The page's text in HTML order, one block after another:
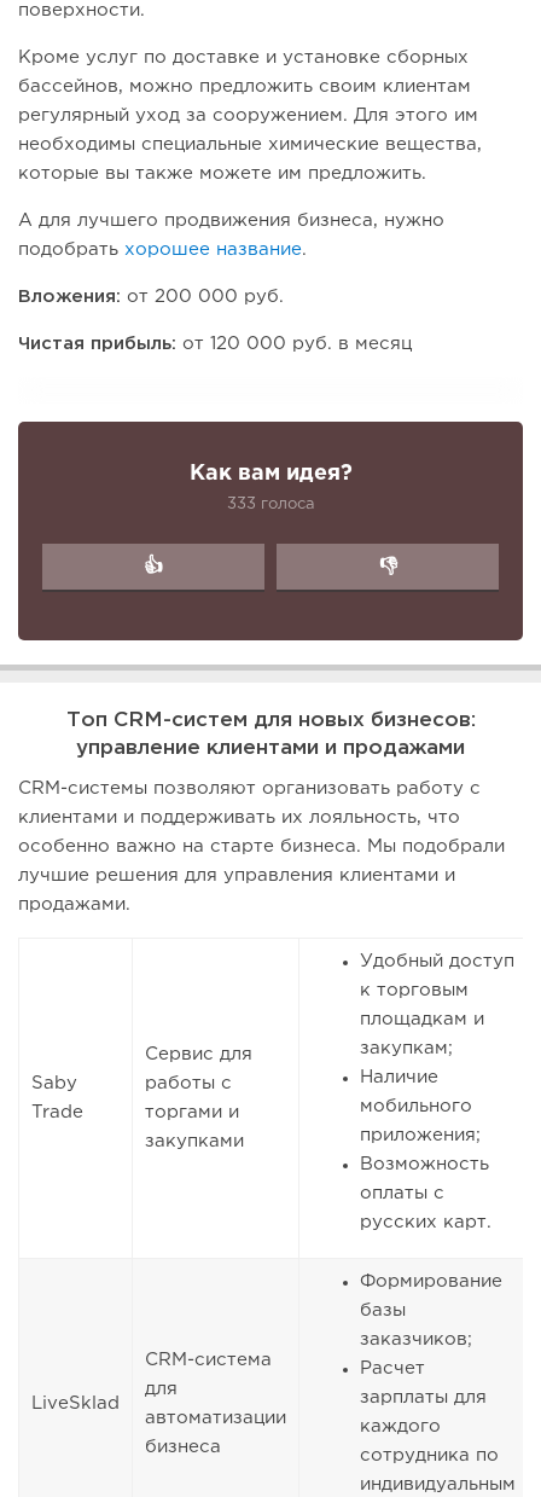
поверхности.
Кроме услуг по доставке и установке сборных
бассейнов, можно предложить своим клиентам
регулярный уход за сооружением. Для этого им
необходимы специальные химические вещества,
которые вы также можете им предложить.
А для лучшего продвижения бизнеса, нужно
подобрать хорошее название.
Вложения: от 200 000 руб.
Чистая прибыль: от 120 000 руб. в месяц
Как вам идея?
333 голоса
👍 👎
Топ CRM-систем для новых бизнесов:
управление клиентами и продажами
CRM-системы позволяют организовать работу с
клиентами и поддерживать их лояльность, что
особенно важно на старте бизнеса. Мы подобрали
лучшие решения для управления клиентами и
продажами.
Saby
Trade
Сервис для
работы с
торгами и
закупками
Удобный доступ
к торговым
площадкам и
закупкам;
Наличие
мобильного
приложения;
Возможность
оплаты с
русских карт.
LiveSklad
CRM-система
для
автоматизации
бизнеса
Формирование
базы
заказчиков;
Расчет
зарплаты для
каждого
сотрудника по
индивидуальным